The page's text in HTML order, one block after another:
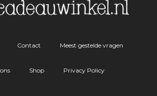
Contact Meest gestelde vragen
Shop Privacy Policy